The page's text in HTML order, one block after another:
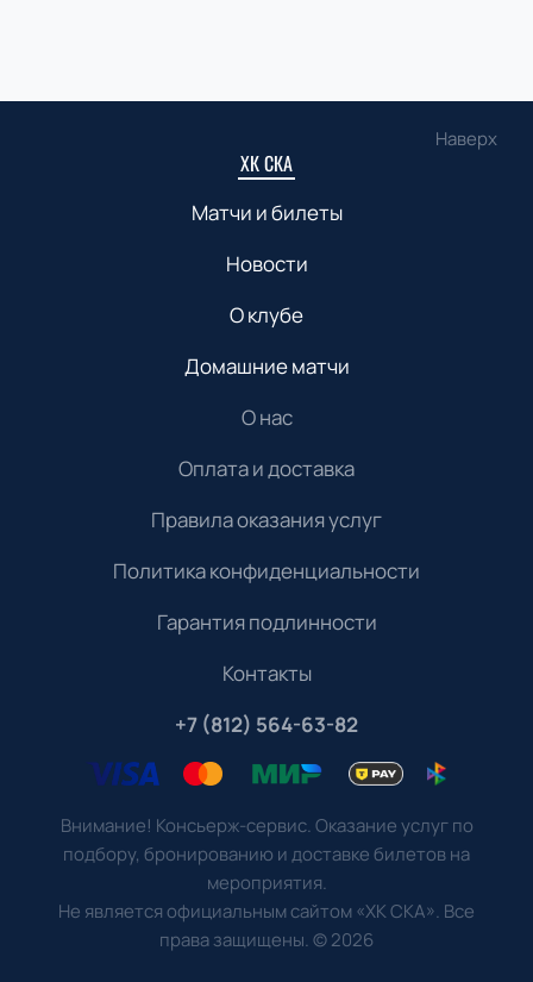
Наверх
ХК СКА
Матчи и билеты
Новости
О клубе
Домашние матчи
О нас
Оплата и доставка
Правила оказания услуг
Политика конфиденциальности
Гарантия подлинности
Контакты
+7 (812) 564-63-82
Внимание! Консьерж-сервис. Оказание услуг по
подбору, бронированию и доставке билетов на
мероприятия.
Не является официальным сайтом «ХК СКА». Все
права защищены.©2026